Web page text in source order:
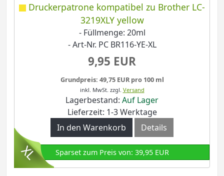
Druckerpatrone kompatibel zu Brother LC-
3219XLY yellow
- Füllmenge: 20ml
- Art-Nr. PC BR116-YE-XL
9,95 EUR
Grundpreis: 49,75 EUR pro 100 ml
inkl. MwSt. zzgl. Versand
Lagerbestand: Auf Lager
Lieferzeit: 1-3 Werktage
In den Warenkorb
Details
Sparset zum Preis von: 39,95 EUR